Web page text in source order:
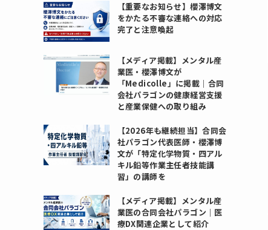
【重要なお知らせ】櫻澤博文
をかたる不審な連絡への対応
完了と注意喚起
【メディア掲載】メンタル産
業医・櫻澤博文が
「Medicolle」に掲載｜合同
会社パラゴンの健康経営支援
と産業保健への取り組み
【2026年も継続担当】合同会
社パラゴン代表医師・櫻澤博
文が「特定化学物質・四アル
キル鉛等作業主任者技能講
習」の講師を
【メディア掲載】メンタル産
業医の合同会社パラゴン｜医
療DX関連企業として紹介